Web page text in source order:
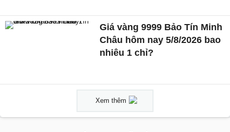
Giá vàng 9999 Bảo Tín Minh
Châu hôm nay 5/8/2026 bao
nhiêu 1 chỉ?
Xem thêm